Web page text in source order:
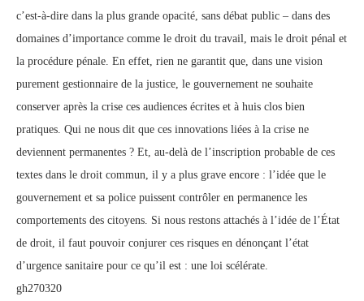
c’est-à-dire dans la plus grande opacité, sans débat public – dans des
domaines d’importance comme le droit du travail, mais le droit pénal et
la procédure pénale. En effet, rien ne garantit que, dans une vision
purement gestionnaire de la justice, le gouvernement ne souhaite
conserver après la crise ces audiences écrites et à huis clos bien
pratiques. Qui ne nous dit que ces innovations liées à la crise ne
deviennent permanentes ? Et, au-delà de l’inscription probable de ces
textes dans le droit commun, il y a plus grave encore : l’idée que le
gouvernement et sa police puissent contrôler en permanence les
comportements des citoyens. Si nous restons attachés à l’idée de l’État
de droit, il faut pouvoir conjurer ces risques en dénonçant l’état
d’urgence sanitaire pour ce qu’il est : une loi scélérate.
gh270320